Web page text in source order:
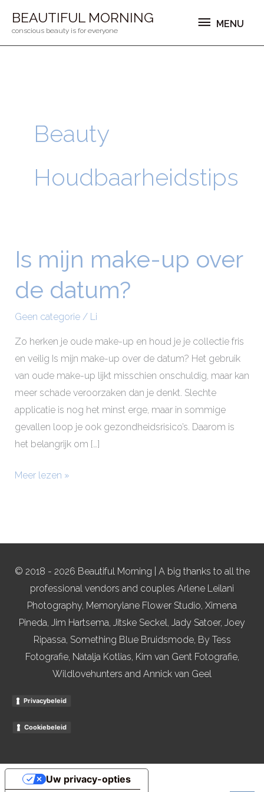
naarBEAUTIFUL MORNING
conscious beauty is for everyone
MENU
MENU
Beauty
Houdbaarheidstips
Is mijn make-up over
de datum?
Geen categorie/ Li
Zo herken je oude make-up en houd je je collectie fris
en veilig Is mijn make-up over de datum? Het gebruik
van oude make-up lijkt misschien onschuldig, maar kan
meer schade veroorzaken dan je denkt. Slechte
applicatie is nog het minst erge, maar in sommige
gevallen loop je ook gezondheidsrisico’s. Daarom is
het belangrijk om […]
Is
mijn
make-
over
de
datum?
Meer lezen »
© 2018 - 2026 Beautiful Morning | A big thanks to all the
professional vendors and couples Arlene Leilani
Photography, Memorylane Flower Studio, Ximena
Pineda, Jim Hartsema, Jitske Seckel, Jady Satoer, Joey
Ripassa, Something Blue Bruidsmode, By Tess
Fotografie, Natalja Kotlias, Kim van Gent Fotografie,
Wildlovehunters and Annick van Geel
Privacybeleid
Cookiebeleid
Uw privacy-opties